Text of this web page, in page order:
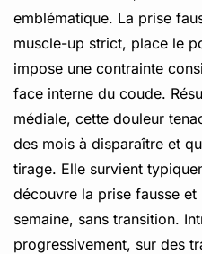
emblématique. La prise
muscle-up strict, place le
impose une contrainte
face interne du coude.
médiale, cette douleur
des mois à disparaître et
tirage. Elle survient
découvre la prise fausse et
semaine, sans transition.
progressivement, sur des